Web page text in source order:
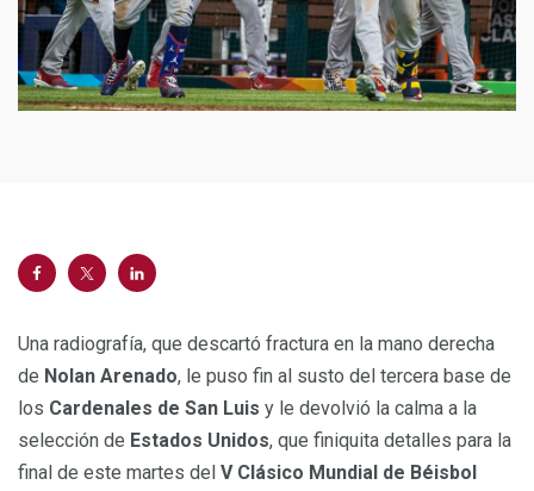
Una radiografía, que descartó fractura en la mano derecha
de Nolan Arenado, le puso fin al susto del tercera base de
los Cardenales de San Luis y le devolvió la calma a la
selección de Estados Unidos, que finiquita detalles para la
final de este martes del V Clásico Mundial de Béisbol